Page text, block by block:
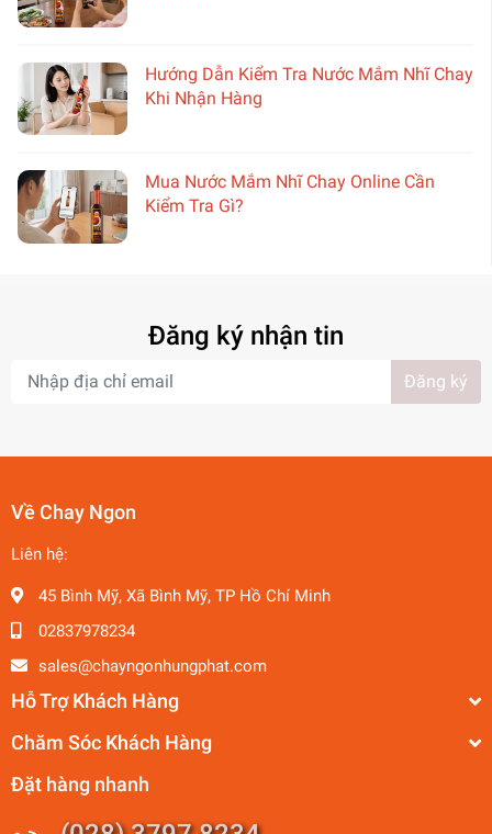
Hướng Dẫn Kiểm Tra Nước Mắm Nhĩ Chay
Khi Nhận Hàng
Mua Nước Mắm Nhĩ Chay Online Cần
Kiểm Tra Gì?
Đăng ký nhận tin
Đăng ký
Về Chay Ngon
Liên hệ:
45 Bình Mỹ, Xã Bình Mỹ, TP Hồ Chí Minh
02837978234
sales@chayngonhungphat.com
Hỗ Trợ Khách Hàng
Chăm Sóc Khách Hàng
Đặt hàng nhanh